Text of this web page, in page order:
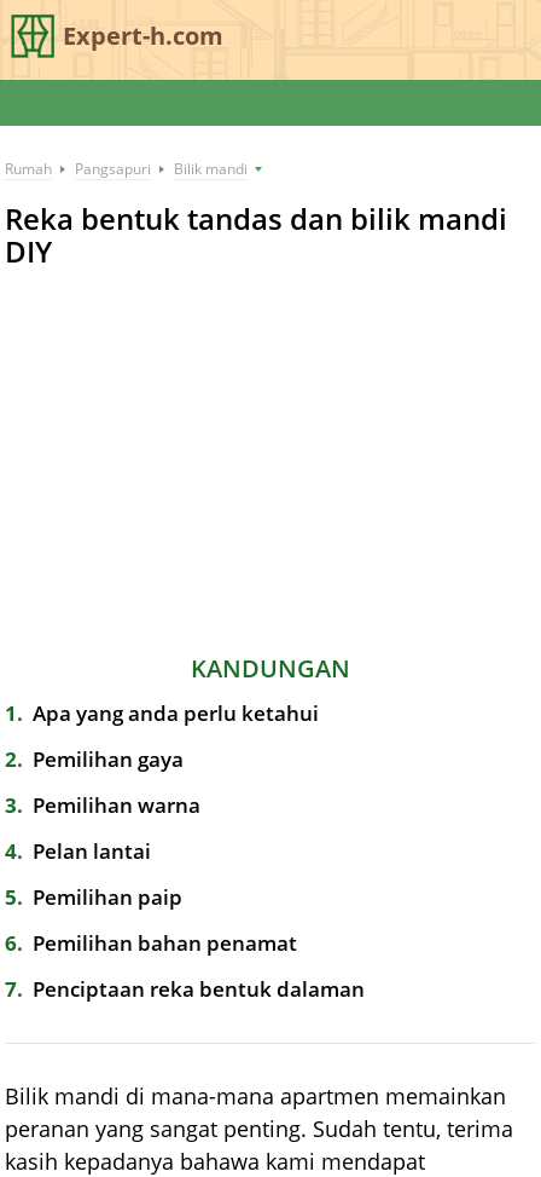
Expert-h.com
Rumah Pangsapuri Bilik mandi
Reka bentuk tandas dan bilik mandi
DIY
KANDUNGAN
1
Apa yang anda perlu ketahui
2
Pemilihan gaya
3
Pemilihan warna
4
Pelan lantai
5
Pemilihan paip
6
Pemilihan bahan penamat
7
Penciptaan reka bentuk dalaman
Bilik mandi di mana-mana apartmen memainkan
peranan yang sangat penting. Sudah tentu, terima
kasih kepadanya bahawa kami mendapat